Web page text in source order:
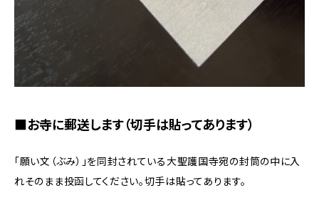
■お寺に郵送します（切手は貼ってあります）
「願い文（ぶみ）」を同封されている大聖護国寺宛の封筒の中に入
れそのまま投函してください。切手は貼ってあります。